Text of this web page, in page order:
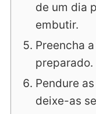
de um dia
embutir.
Preencha
preparado.
Pendure
deixe-as